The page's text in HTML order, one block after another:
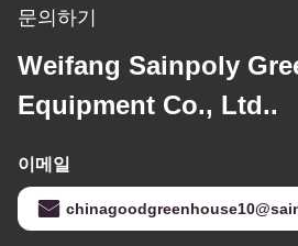
문의하기
Weifang Sainpoly
Equipment Co., Ltd..
이메일